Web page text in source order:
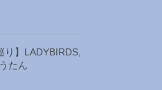
り】LADYBIRDS,
たん